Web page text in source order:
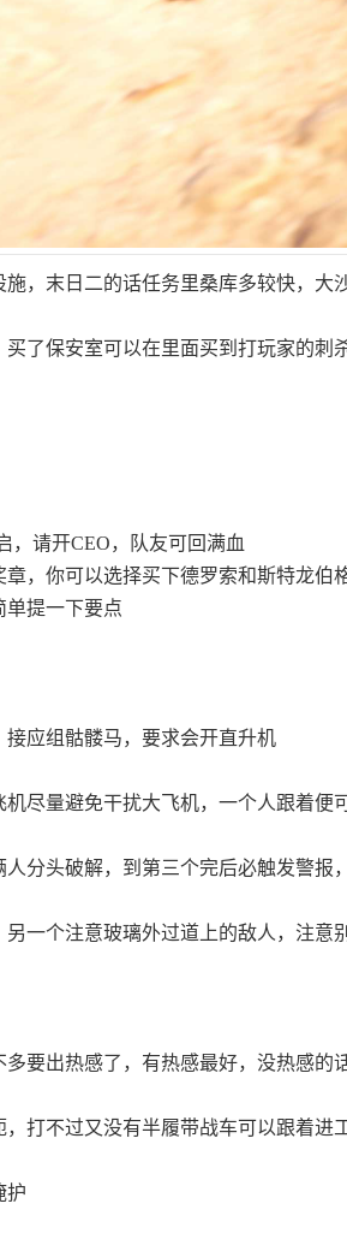
，末日二的话任务里桑库多较快，大
了保安室可以在里面买到打玩家的
，请开CEO，队友可回满血
，你可以选择买下德罗索和斯特龙伯
单提一下要点
应组骷髅马，要求会开直升机
尽量避免干扰大飞机，一个人跟着便
分头破解，到第三个完后必触发警报
一个注意玻璃外过道上的敌人，注意
要出热感了，有热感最好，没热感的
打不过又没有半履带战车可以跟着进
护